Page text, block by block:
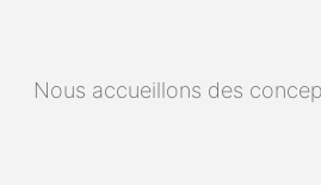
Nous accueillons des